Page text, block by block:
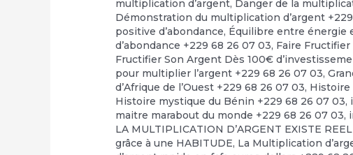
multiplication d’argent, Danger de la
Démonstration du multiplication d’argent
positive d’abondance, Équilibre entre énergie
d’abondance +229 68 26 07 03, Faire
Fructifier Son Argent Dès 100€
pour multiplier l’argent +229 68 26 07 03,
d’Afrique de l’Ouest +229 68 26 07 03, Histoire
Histoire mystique du Bénin +229 68 26 07 03,
maitre marabout du monde +229 68 26 07 03,
LA MULTIPLICATION D’ARGENT EXISTE
grâce à une HABITUDE, La Multiplication